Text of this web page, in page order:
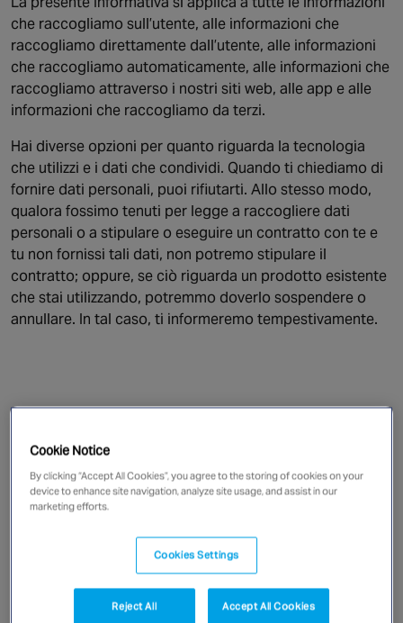
che raccogliamo sull’utente, alle informazioni che
raccogliamo direttamente dall’utente, alle informazioni
che raccogliamo automaticamente, alle informazioni che
raccogliamo attraverso i nostri siti web, alle app e alle
informazioni che raccogliamo da terzi.
Hai diverse opzioni per quanto riguarda la tecnologia
che utilizzi e i dati che condividi. Quando ti chiediamo di
fornire dati personali, puoi rifiutarti. Allo stesso modo,
qualora fossimo tenuti per legge a raccogliere dati
personali o a stipulare o eseguire un contratto con te e
tu non fornissi tali dati, non potremo stipulare il
contratto; oppure, se ciò riguarda un prodotto esistente
che stai utilizzando, potremmo doverlo sospendere o
annullare. In tal caso, ti informeremo tempestivamente.
dell’utente?
informazioni
richiesta, Area di
Chubb, numero
cliente (secliente
Cookie Notice
By clicking “Accept All Cookies”, you agree to the storing of cookies on your
device to enhance site navigation, analyze site usage, and assist in our
marketing efforts.
Cookies Settings
Reject All Accept All Cookies